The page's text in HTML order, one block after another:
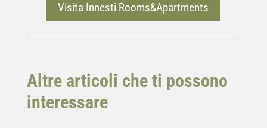
Visita Innesti Rooms&Apartments
Altre articoli che ti possono
interessare